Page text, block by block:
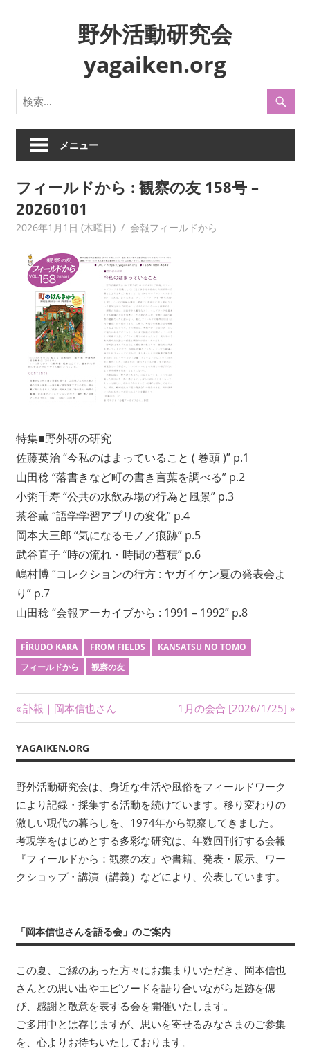
野外活動研究会
yagaiken.org
身
近
生
活
風
俗
を
ィ
ー
ク
に
よ
録・
採
集
す
る
活
動
を
続
け
て
い
ま
す。
考
学
を
じ
と
す
る
多
彩
な
年
回
刊
行
す
る
メニュー
フィールドから : 観察の友 158号 –
20260101
2026年1月1日 (木曜日) yagaiken
会報フィールドから
特集■野外研の研究
佐藤英治 “今私のはまっていること ( 巻頭 )” p.1
山田稔 “落書きなど町の書き言葉を調べる” p.2
小粥千寿 “公共の水飲み場の行為と風景” p.3
茶谷薫 “語学学習アプリの変化” p.4
岡本大三郎 “気になるモノ／痕跡” p.5
武谷直子 “時の流れ・時間の蓄積” p.6
嶋村博 “コレクションの行方 : ヤガイケン夏の発表会よ
り” p.7
山田稔 “会報アーカイブから : 1991 – 1992” p.8
FĪRUDO KARA FROM FIELDS
KANSATSU NO TOMO
フィールドから
観察の友
投
稿
ナ
ビ
ゲ
ー
シ
ン
前
の
記
事:
訃報｜岡本信也さん
次
の
事:
1月の会合 [2026/1/25]
YAGAIKEN.ORG
野外活動研究会は、身近な生活や風俗をフィールドワーク
により記録・採集する活動を続けています。移り変わりの
激しい現代の暮らしを、1974年から観察してきました。
考現学をはじめとする多彩な研究は、年数回刊行する会報
『フィールドから：観察の友』や書籍、発表・展示、ワー
クショップ・講演（講義）などにより、公表しています。
「岡本信也さんを語る会」のご案内
この夏、ご縁のあった方々にお集まりいただき、岡本信也
さんとの思い出やエピソードを語り合いながら足跡を偲
び、感謝と敬意を表する会を開催いたします。
ご多用中とは存じますが、思いを寄せるみなさまのご参集
を、心よりお待ちいたしております。